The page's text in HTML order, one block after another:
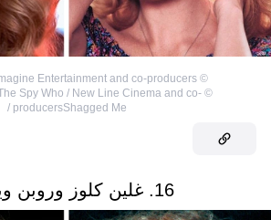
©
Entertainment and co-producers
©
Spy Who / New Line Cinema and co-
producersShagged Me /
16. غلين كلوز وروبن ويليامز